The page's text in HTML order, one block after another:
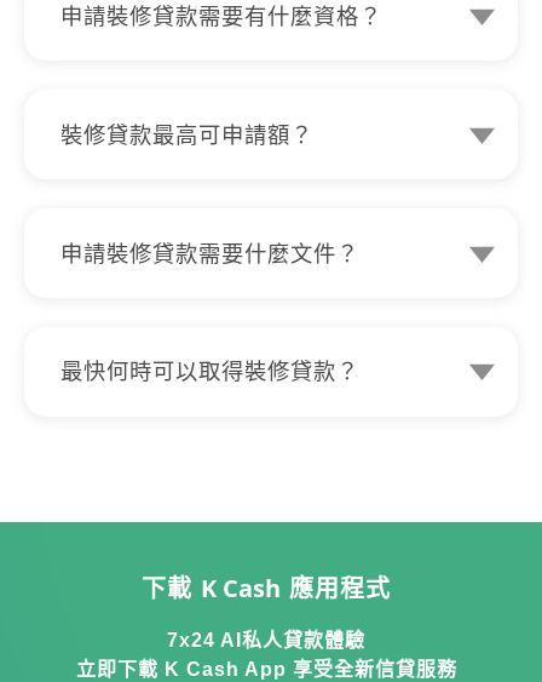
申請裝修貸款需要有什麼資格？
裝修貸款最高可申請額？
裝修貸款亦可選擇首6-12期只供利息，
申請裝修貸款需要什麼文件？
買物業的樓宇買賣合約作審批。
最快何時可以取得裝修貸款？
下載 K Cash 應用程式
7x24 AI私人貸款體驗
立即下載 K Cash App 享受全新信貸服務